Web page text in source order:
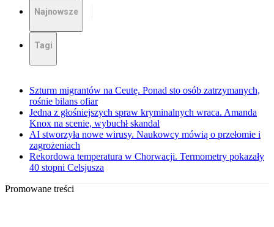
Najnowsze
Tagi
Szturm migrantów na Ceutę. Ponad sto osób zatrzymanych,
rośnie bilans ofiar
Jedna z głośniejszych spraw kryminalnych wraca. Amanda
Knox na scenie, wybuchł skandal
AI stworzyła nowe wirusy. Naukowcy mówią o przełomie i
zagrożeniach
Rekordowa temperatura w Chorwacji. Termometry pokazały
40 stopni Celsjusza
Promowane treści